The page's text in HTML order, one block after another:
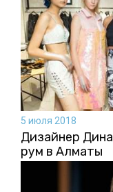
5 июля 2018
Дизайнер
рум в Алматы